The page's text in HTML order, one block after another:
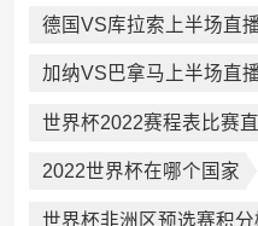
德国VS库拉索上半场直
加纳VS巴拿马上半场直
世界杯2022赛程表比赛
2022世界杯在哪个国家
世界杯非洲区预选赛积分